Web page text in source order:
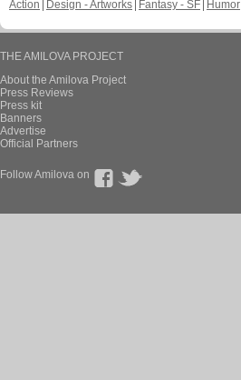
Action
Design - Artworks Fantasy - SF Humor
THE AMILOVA PROJECT
About the Amilova Project
Press Reviews
Press kit
Banners
Advertise
Official Partners
Follow Amilova on